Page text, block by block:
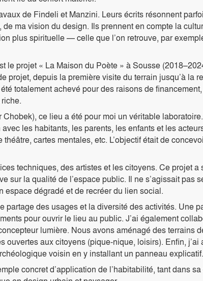
de Findeli et Manzini. Leurs écrits résonnent
ma vision du design. Ils prennent en compte la
plus spirituelle — celle que l’on retrouve, par
le projet « La Maison du Poète » à Sousse
projet, depuis la première visite du terrain jusqu’à la
totalement achevé pour des raisons de
ce lieu a été pour moi un véritable laboratoire.
les habitants, les parents, les enfants et les
cartes mentales, etc. L’objectif était de
techniques, des artistes et les citoyens. Ce projet a
sur la qualité de l’espace public. Il ne s’agissait pas
espace dégradé et de recréer du lien social.
partage des usages et la diversité des activités. Une
pour ouvrir le lieu au public. J’ai également
lumière. Nous avons aménagé des terrains
ouvertes aux citoyens (pique-nique, loisirs). Enfin, j’ai
voisin en y installant un panneau explicatif.
concret d’application de l’habitabilité, tant dans